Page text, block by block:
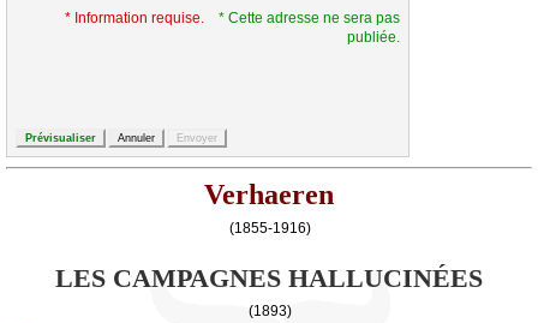
* Information requise.
* Cette adresse ne sera pas
publiée.
Verhaeren
(1855-1916)
LES CAMPAGNES HALLUCINÉES
(1893)